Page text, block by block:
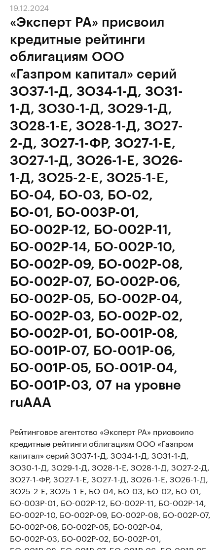
«Эксперт РА» присвоил
кредитные рейтинги
облигациям ООО
«Газпром капитал» серий
ЗО37-1-Д, ЗО34-1-Д, ЗО31-
1-Д, ЗО30-1-Д, ЗО29-1-Д,
ЗО28-1-E, ЗО28-1-Д, ЗО27-
2-Д, ЗО27-1-ФР, ЗО27-1-Е,
ЗО27-1-Д, ЗО26-1-Е, ЗО26-
1-Д, ЗО25-2-Е, ЗО25-1-Е,
БО-04, БО-03, БО-02,
БО-01, БО-003Р-01,
БО-002Р-12, БО-002Р-11,
БО-002Р-14, БО-002Р-10,
БО-002Р-09, БО-002Р-08,
БО-002Р-07, БО-002Р-06,
БО-002Р-05, БО-002Р-04,
БО-002Р-03, БО-002Р-02,
БО-002Р-01, БО-001Р-08,
БО-001Р-07, БО-001Р-06,
БО-001Р-05, БО-001Р-04,
БО-001Р-03, 07 на уровне
ruAAA
19.12.2024
Рейтинговое агентство «Эксперт РА» присвоило
кредитные рейтинги облигациям ООО «Газпром
капитал» серий ЗО37-1-Д, ЗО34-1-Д, ЗО31-1-Д,
ЗО30-1-Д, ЗО29-1-Д, ЗО28-1-E, ЗО28-1-Д, ЗО27-2-Д,
ЗО27-1-ФР, ЗО27-1-Е, ЗО27-1-Д, ЗО26-1-Е, ЗО26-1-Д,
ЗО25-2-Е, ЗО25-1-Е, БО-04, БО-03, БО-02, БО-01,
БО-003Р-01, БО-002Р-12, БО-002Р-11, БО-002Р-14,
БО-002Р-10, БО-002Р-09, БО-002Р-08, БО-002Р-07,
БО-002Р-06, БО-002Р-05, БО-002Р-04,
БО-002Р-03, БО-002Р-02, БО-002Р-01,